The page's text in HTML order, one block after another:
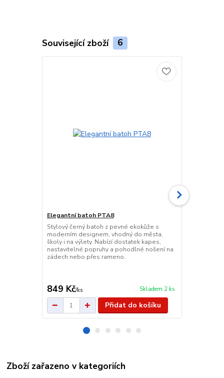
Související zboží 6
Elegantní batoh PTA8
Stylový černý batoh z pevné ekokůže s
moderním designem, vhodný do města,
školy i na výlety. Nabízí dostatek kapes,
nastavitelné popruhy a pohodlné nošení na
zádech nebo přes rameno.
849 Kč/ks Skladem 2 ks
Přidat do košíku
Zboží zařazeno v kategoriích